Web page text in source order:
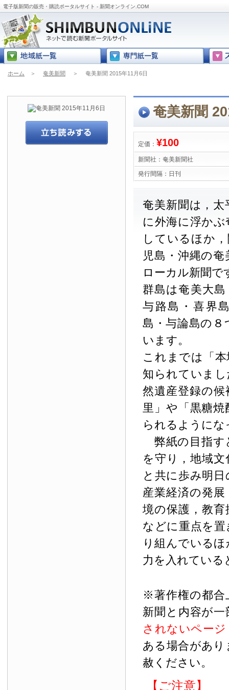
電子版新聞の販売・購読ポータルサイト - 新聞オンライン.COM
ホーム ＞ 奄美新聞 ＞ 奄美新聞 2015年11月6日
奄美新聞
定価： ¥100
新聞社： 奄美新聞社
発行間隔： 日刊
奄美新聞は，
に外海に浮か
しているほか
児島・沖縄の
ローカル新聞で
群島は奄美大
与路島・喜界
島・与論島の
います。
これまでは「
知られていま
然遺産登録の
里」や「黒糖
られるように
弊紙の目指す
を守り，地域
と共に歩み明
産業経済の発
境の保護，教
などに重点を
り組んでいる
力を入れている
※著作権の都合
新聞と内容が
されないペー
ある場合があ
赦ください。
【ご注意】